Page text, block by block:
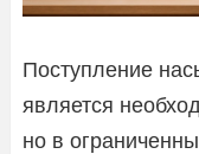
Поступление
является
но в